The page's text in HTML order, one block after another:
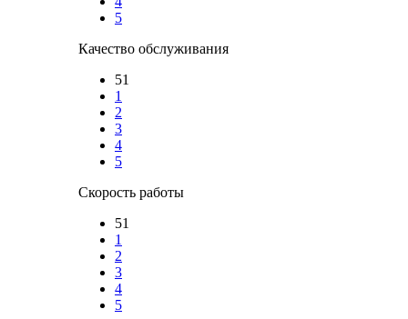
5
Качество обслуживания
51
1
2
3
4
5
Скорость работы
51
1
2
3
4
5